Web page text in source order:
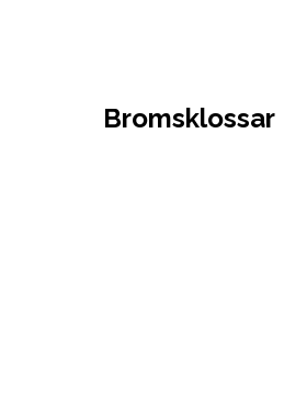
Bromsklossar